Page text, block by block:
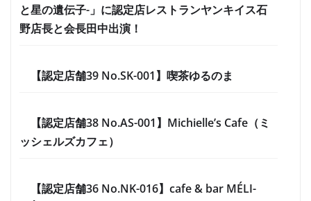
と星の遺伝子-」に認定店レストランヤンキイス石
野店長と会長田中出演！
【認定店舗39 No.SK-001】喫茶ゆるのま
【認定店舗38 No.AS-001】Michielle’s Cafe（ミ
ッシェルズカフェ）
【認定店舗36 No.NK-016】cafe & bar MÉLI-